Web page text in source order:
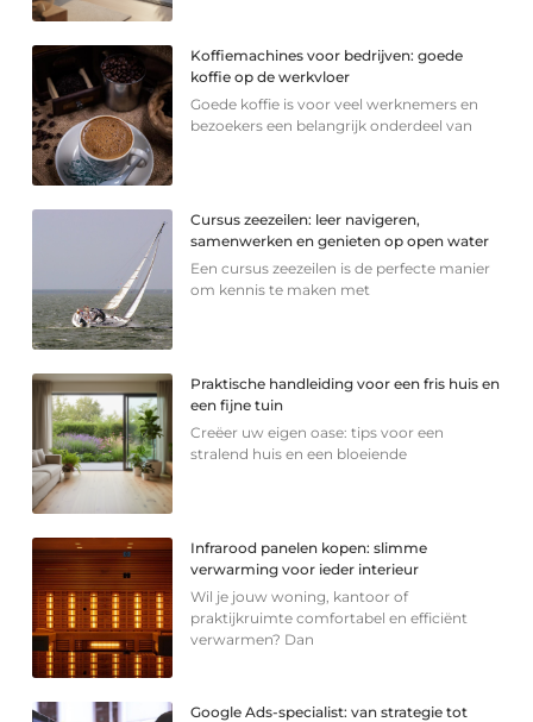
Koffiemachines voor bedrijven: goede
koffie op de werkvloer
Goede koffie is voor veel werknemers en
bezoekers een belangrijk onderdeel van
Cursus zeezeilen: leer navigeren,
samenwerken en genieten op open water
Een cursus zeezeilen is de perfecte manier
om kennis te maken met
Praktische handleiding voor een fris huis en
een fijne tuin
Creëer uw eigen oase: tips voor een
stralend huis en een bloeiende
Infrarood panelen kopen: slimme
verwarming voor ieder interieur
Wil je jouw woning, kantoor of
praktijkruimte comfortabel en efficiënt
verwarmen? Dan
Google Ads-specialist: van strategie tot